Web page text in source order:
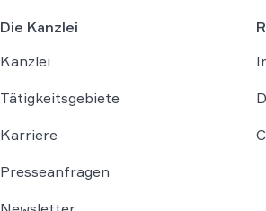
Die Kanzlei
Kanzlei
Tätigkeitsgebiete
Karriere
Presseanfragen